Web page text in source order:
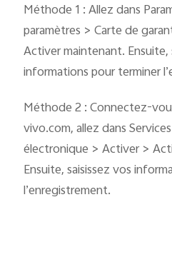
Méthode 1 : Allez dans
paramètres > Carte de
Activer maintenant. Ensuite,
informations pour terminer
Méthode 2 : Connectez-
vivo.com, allez dans
électronique > Activer >
Ensuite, saisissez vos
l’enregistrement.